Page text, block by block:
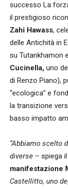
successo La
il prestigioso
Zahi Hawass,
delle Antichità in
su Tutankhamon
Cucinella, uno
di Renzo Piano),
“ecologica” e
la transizione
basso impatto
“Abbiamo scelto
diverse – spiega il
manifestazione
Castellitto, uno